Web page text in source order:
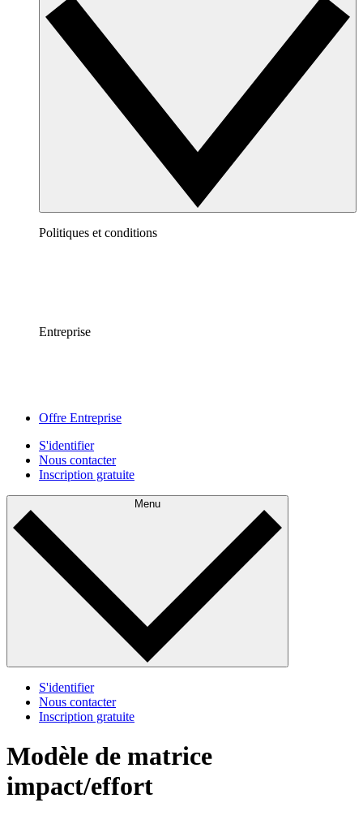
Politiques et conditions
Entreprise
Offre Entreprise
S'identifier
Nous contacter
Inscription gratuite
Menu
S'identifier
Nous contacter
Inscription gratuite
Modèle de matrice
impact/effort